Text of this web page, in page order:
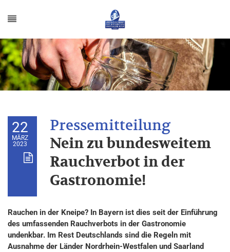
22
MÄRZ
2023
Nein zu bundesweitem
Rauchverbot in der
Gastronomie!
Rauchen in der Kneipe? In Bayern ist dies seit der Einführung
des umfassenden Rauchverbots in der Gastronomie
undenkbar. Im Rest Deutschlands sind die Regeln mit
Ausnahme der Länder Nordrhein-Westfalen und Saarland